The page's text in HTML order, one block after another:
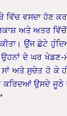
ਵਿੱਚ ਵਸਦਾ ਹੋਣ
ਅਤੇ ਅਤਰ
ਉਂਜ ਛੋਟੇ
ਦੇ ਘਰ ਖੇਡਣ-
ਸਾਂ ਅਤੇ ਸੁਚੇਤ ਹੋ
ਕਰਿਦਆਂ ਉਸਦੇ ਜੂਠੇ